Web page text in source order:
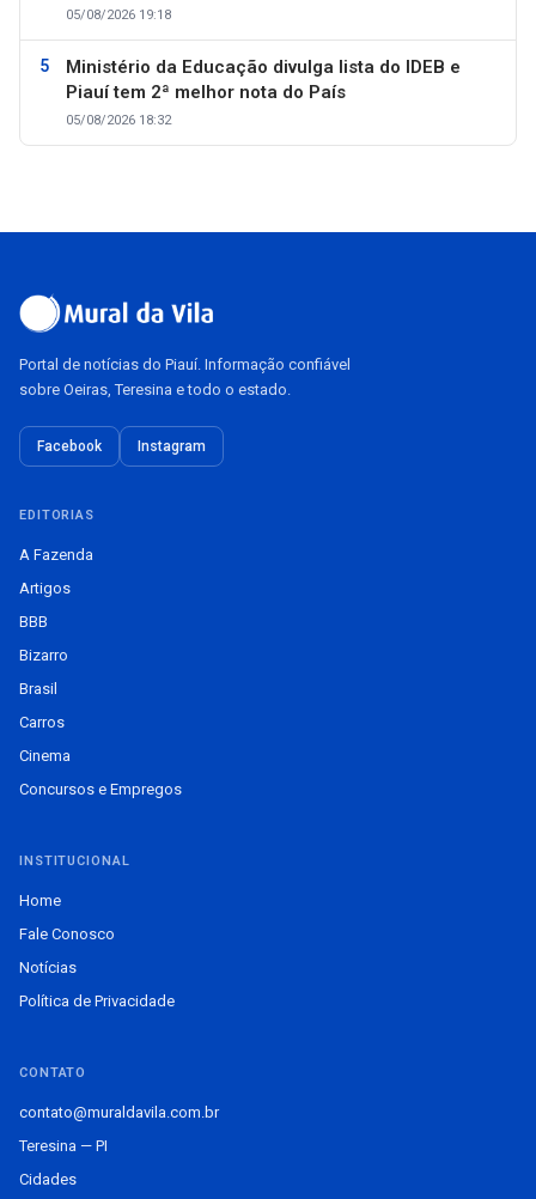
05/08/2026 19:18
Ministério da Educação divulga lista do IDEB e
Piauí tem 2ª melhor nota do País
05/08/2026 18:32
Portal de notícias do Piauí. Informação confiável
sobre Oeiras, Teresina e todo o estado.
Facebook Instagram
EDITORIAS
A Fazenda
Artigos
BBB
Bizarro
Brasil
Carros
Cinema
Concursos e Empregos
INSTITUCIONAL
Home
Fale Conosco
Notícias
Política de Privacidade
CONTATO
contato@muraldavila.com.br
Teresina — PI
Cidades